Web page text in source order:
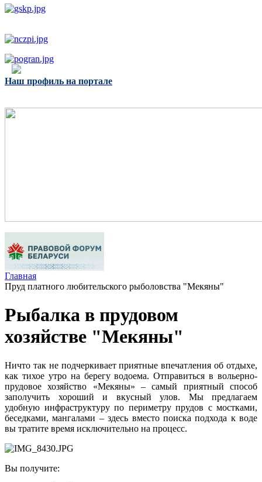
Наш профиль на портале
Главная
Пруд платного любительского рыболовства "Мекяны"
Рыбалка в прудовом
хозяйстве "Мекяны"
Ничто так не подчеркивает приятные впечатления об отдыхе,
как тихое утро на берегу водоема. Отправиться в вольерно-
прудовое хозяйство «Мекяны» – самый приятный способ
заполучить хороший и вкусный улов. Мы предлагаем
удобную инфраструктуру по периметру прудов с мостками,
беседками, мангалами – здесь вместо поиска подхода к воде
вы тратите время исключительно на процесс.
Вы получите: